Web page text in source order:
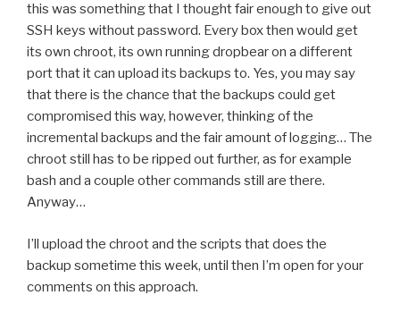
this was something that I thought fair enough to give out
SSH keys without password. Every box then would get
its own chroot, its own running dropbear on a different
port that it can upload its backups to. Yes, you may say
that there is the chance that the backups could get
compromised this way, however, thinking of the
incremental backups and the fair amount of logging… The
chroot still has to be ripped out further, as for example
bash and a couple other commands still are there.
Anyway…
I’ll upload the chroot and the scripts that does the
backup sometime this week, until then I’m open for your
comments on this approach.